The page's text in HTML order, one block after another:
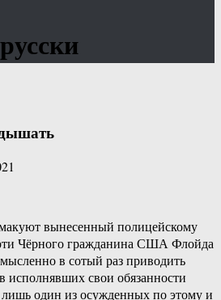
вынесенный полицейскому
Чёрного гражданина США Флойда
в сотый раз приводить
исполнявших свои обязанности
один из осужденных по этому и